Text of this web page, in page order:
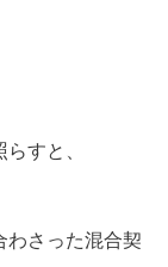
すと、
さった混合契